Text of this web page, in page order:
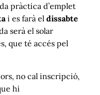
pràctica d’emplet
i es farà el dissabte
serà el solar
que té accés pel
no cal inscripció,
hi